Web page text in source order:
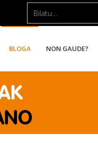
BLOGA NON GAUDE?